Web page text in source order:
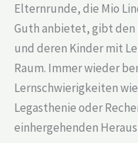
Elternrunde, die Mio
Guth anbietet, gibt
und deren Kinder mit
Raum. Immer wieder
Lernschwierigkeiten
Legasthenie oder
einhergehenden